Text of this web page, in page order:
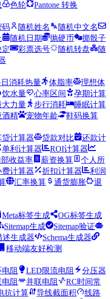
色轮
Pantone 转换
码 随机姓名
随机中文名
随机日期 抛硬币
掷骰子
定 彩票选号 随机转盘
随
消耗热量 体脂率
理想体
饮水量 心率区间
孕期计算
大力量 步行消耗
睡眠计算
酒精 宠物年龄
鞋码换算
贷计算器 贷款对比
还款计
单利计算器
ROI计算器
部收益率 薪资换算
个人所
费计算器 折扣计算器
利润
汇率换算 通货膨胀
退
Meta标签生成
OG标签生成
Sitemap生成
Sitemap验证
述生成器
Schema生成器
移动端友好检测
阻 LED限流电阻
分压器
阻 并联电阻
RC时间常
抗计算 导线截面积
线路